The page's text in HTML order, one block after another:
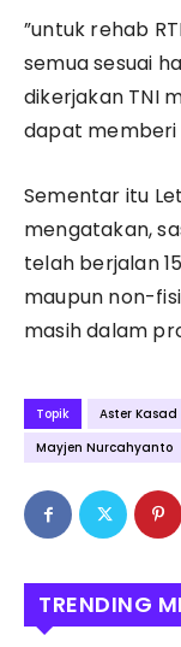
”untuk rehab
semua sesuai
dikerjakan TNI
dapat memberi
Sementar itu
mengatakan,
telah berjalan
maupun non-
masih dalam
Topik Aster Kasad
Mayjen Nurcahyanto
TRENDING